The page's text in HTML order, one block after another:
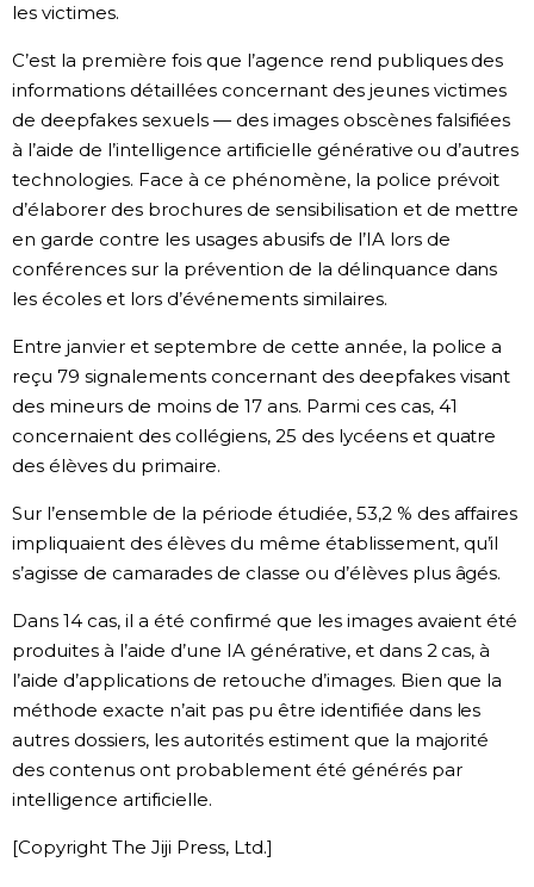
Tokyo
les victimes.
C’est la première fois que l’agence rend publiques des
informations détaillées concernant des jeunes victimes
de deepfakes sexuels — des images obscènes falsifiées
à l’aide de l’intelligence artificielle générative ou d’autres
technologies. Face à ce phénomène, la police prévoit
d’élaborer des brochures de sensibilisation et de mettre
en garde contre les usages abusifs de l’IA lors de
conférences sur la prévention de la délinquance dans
les écoles et lors d’événements similaires.
Entre janvier et septembre de cette année, la police a
reçu 79 signalements concernant des deepfakes visant
des mineurs de moins de 17 ans. Parmi ces cas, 41
concernaient des collégiens, 25 des lycéens et quatre
des élèves du primaire.
Sur l’ensemble de la période étudiée, 53,2 % des affaires
impliquaient des élèves du même établissement, qu’il
s’agisse de camarades de classe ou d’élèves plus âgés.
Dans 14 cas, il a été confirmé que les images avaient été
produites à l’aide d’une IA générative, et dans 2 cas, à
l’aide d’applications de retouche d’images. Bien que la
méthode exacte n’ait pas pu être identifiée dans les
autres dossiers, les autorités estiment que la majorité
des contenus ont probablement été générés par
intelligence artificielle.
[Copyright The Jiji Press, Ltd.]